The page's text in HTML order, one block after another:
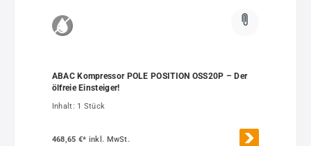
ABAC Kompressor POLE POSITION OSS20P – Der
ölfreie Einsteiger!
Inhalt: 1 Stück
468,65 €* inkl. MwSt.